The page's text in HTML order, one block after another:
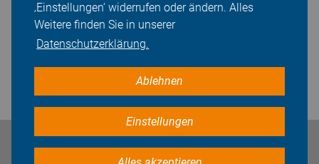
‚Einstellungen‘ widerrufen oder ändern. Alles
Weitere finden Sie in unserer
Datenschutzerklärung.
Ablehnen
Einstellungen
Bleiben Sie in Kontakt